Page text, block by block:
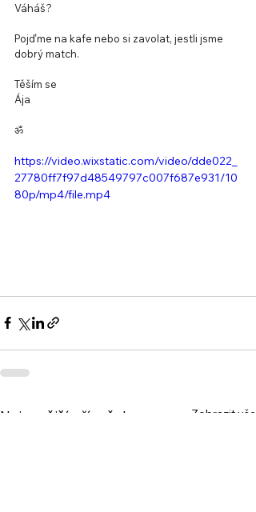
Váháš?
Pojďme na kafe nebo si zavolat, jestli jsme
dobrý match.
Těším se
Ája
ॐ
https://video.wixstatic.com/video/dde022_
27780ff7f97d48549797c007f687e931/10
80p/mp4/file.mp4
Nejnovější příspěvky Zobrazit vše